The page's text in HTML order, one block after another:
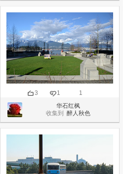
3 1
1
华石红枫
收集到醉人秋色